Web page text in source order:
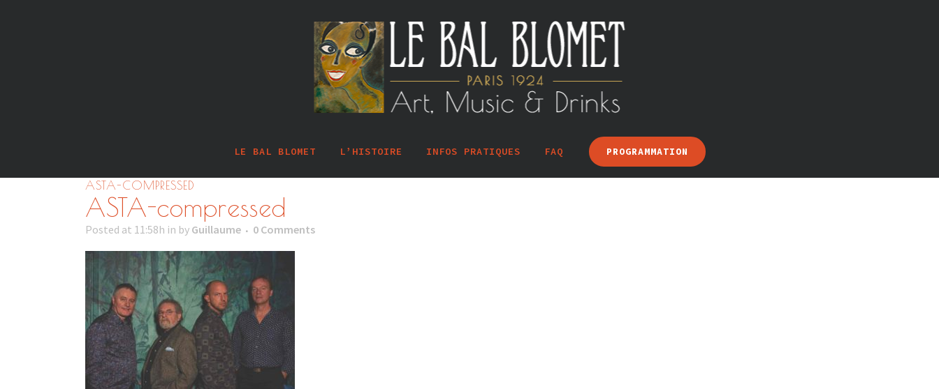
LE BAL BLOMET L’HISTOIRE INFOS PRATIQUES FAQ PROGRAMMATION
ASTA-COMPRESSED
ASTA-compressed
Posted at 11:58h in by Guillaume 0 Comments